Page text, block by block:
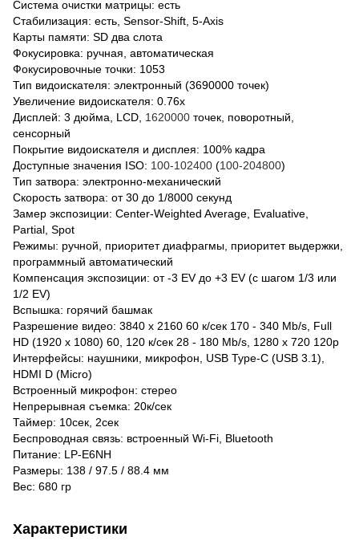
Система очистки матрицы: есть
Стабилизация: есть, Sensor-Shift, 5-Axis
Карты памяти: SD два слота
Фокусировка: ручная, автоматическая
Фокусировочные точки: 1053
Тип видоискателя: электронный (3690000 точек)
Увеличение видоискателя: 0.76x
Дисплей: 3 дюйма, LCD, 1620000 точек, поворотный,
сенсорный
Покрытие видоискателя и дисплея: 100% кадра
Доступные значения ISO: 100-102400 (100-204800)
Тип затвора: электронно-механический
Скорость затвора: от 30 до 1/8000 секунд
Замер экспозиции: Center-Weighted Average, Evaluative,
Partial, Spot
Режимы: ручной, приоритет диафрагмы, приоритет выдержки,
программный автоматический
Компенсация экспозиции: от -3 EV до +3 EV (с шагом 1/3 или
1/2 EV)
Вспышка: горячий башмак
Разрешение видео: 3840 x 2160 60 к/сек 170 - 340 Mb/s, Full
HD (1920 x 1080) 60, 120 к/сек 28 - 180 Mb/s, 1280 x 720 120p
Интерфейсы: наушники, микрофон, USB Type-C (USB 3.1),
HDMI D (Micro)
Встроенный микрофон: стерео
Непрерывная съемка: 20к/сек
Таймер: 10сек, 2сек
Беспроводная связь: встроенный Wi-Fi, Bluetooth
Питание: LP-E6NH
Размеры: 138 / 97.5 / 88.4 мм
Вес: 680 гр
Характеристики